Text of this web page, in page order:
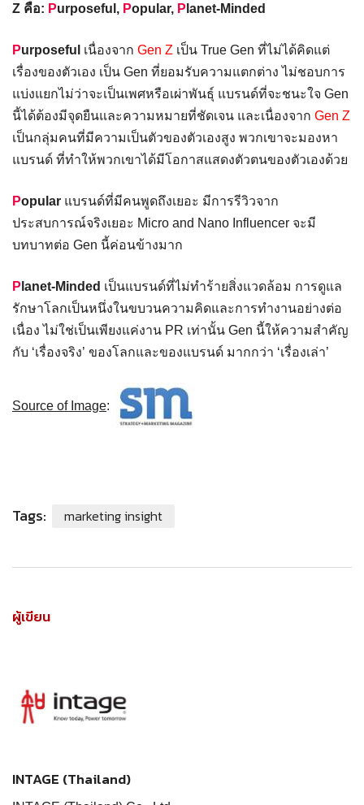
Z คือ: Purposeful, Popular, P lanet-Minded
Purposeful เนื่องจาก Gen Z เป็น True Gen ที่ไม่ได้คิดแต่
เรื่องของตัวเอง เป็น Gen ที่ยอมรับความแตกต่าง ไม่ชอบการ
แบ่งแยกไม่ว่าจะเป็นเพศหรือเผ่าพันธุ์ แบรนด์ที่จะชนะใจ Gen
นี้ได้ต้องมีจุดยืนและความหมายที่ชัดเจน และเนื่องจาก Gen Z
เป็นกลุ่มคนที่มีความเป็นตัวของตัวเองสูง พวกเขาจะมองหา
แบรนด์ ที่ทำให้พวกเขาได้มีโอกาสแสดงตัวตนของตัวเองด้วย
Popular แบรนด์ที่มีคนพูดถึงเยอะ มีการรีวิวจาก
ประสบการณ์จริงเยอะ Micro and Nano Influencer จะมี
บทบาทต่อ Gen นี้ค่อนข้างมาก
P lanet-Minded เป็นแบรนด์ที่ไม่ทำร้ายสิ่งแวดล้อม การดูแล
รักษาโลกเป็นหนึ่งในขบวนความคิดและการทำงานอย่างต่อ
เนื่อง ไม่ใช่เป็นเพียงแค่งาน PR เท่านั้น Gen นี้ให้ความสำคัญ
กับ ‘เรื่องจริง’ ของโลกและของแบรนด์ มากกว่า ‘เรื่องเล่า’
Source of Image:
Tags: marketing insight
ผู้เขียน
INTAGE (Thailand)